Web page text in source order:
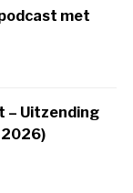
podcast met
– Uitzending
2026)